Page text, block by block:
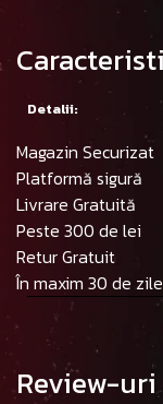
Detalii:
Magazin Securizat
Platformă sigură
Livrare Gratuită
Peste 300 de lei
Retur Gratuit
În maxim 30 de zile
Review-uri